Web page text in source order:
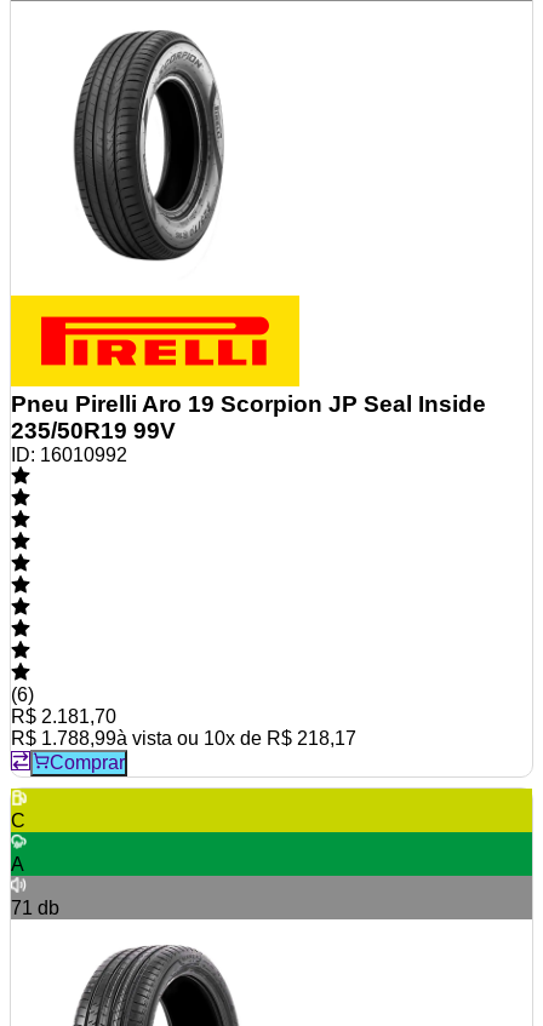
Pneu Pirelli Aro 19 Scorpion JP Seal Inside
235/50R19 99V
ID: 16010992
(6)
R$ 2.181,70
R$ 1.788,99à vista ou 10x de R$ 218,17
Comprar
C
A
71 db